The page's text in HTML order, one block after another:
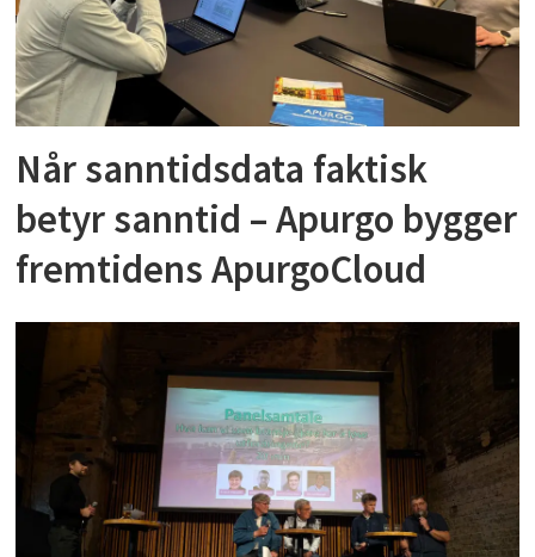
Når sanntidsdata faktisk
betyr sanntid – Apurgo bygger
fremtidens ApurgoCloud